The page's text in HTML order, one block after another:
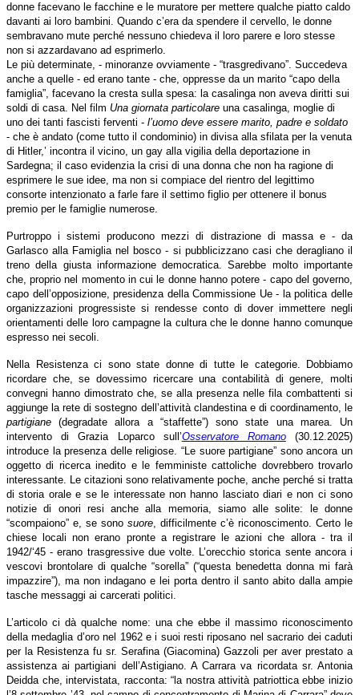
donne facevano le facchine e le muratore per mettere qualche piatto caldo
davanti ai loro bambini. Quando c’era da spendere il cervello, le donne
sembravano mute perché nessuno chiedeva il loro parere e loro stesse
non si azzardavano ad esprimerlo.
Le più determinate, - minoranze ovviamente - “trasgredivano”. Succedeva
anche a quelle - ed erano tante - che, oppresse da un marito “capo della
famiglia”, facevano la cresta sulla spesa: la casalinga non aveva diritti sui
soldi di casa. Nel film Una giornata particolare una casalinga, moglie di
uno dei tanti fascisti ferventi - l’uomo deve essere marito, padre e soldato
- che è andato (come tutto il condominio) in divisa alla sfilata per la venuta
di Hitler,’ incontra il vicino, un gay alla vigilia della deportazione in
Sardegna; il caso evidenzia la crisi di una donna che non ha ragione di
esprimere le sue idee, ma non si compiace del rientro del legittimo
consorte intenzionato a farle fare il settimo figlio per ottenere il bonus
premio per le famiglie numerose.
Purtroppo i sistemi producono mezzi di distrazione di massa e - da
Garlasco alla Famiglia nel bosco - si pubblicizzano casi che deragliano il
treno della giusta informazione democratica. Sarebbe molto importante
che, proprio nel momento in cui le donne hanno potere - capo del governo,
capo dell’opposizione, presidenza della Commissione Ue - la politica delle
organizzazioni progressiste si rendesse conto di dover immettere negli
orientamenti delle loro campagne la cultura che le donne hanno comunque
espresso nei secoli.
Nella Resistenza ci sono state donne di tutte le categorie. Dobbiamo
ricordare che, se dovessimo ricercare una contabilità di genere, molti
convegni hanno dimostrato che, se alla presenza nelle fila combattenti si
aggiunge la rete di sostegno dell’attività clandestina e di coordinamento, le
partigiane(degradate allora a “staffette”) sono state una marea. Un
intervento di Grazia Loparco sull’Osservatore Romano
(30.12.2025)
introduce la presenza delle religiose. “Le suore partigiane” sono ancora un
oggetto di ricerca inedito e le femministe cattoliche dovrebbero trovarlo
interessante. Le citazioni sono relativamente poche, anche perché si tratta
di storia orale e se le interessate non hanno lasciato diari e non ci sono
notizie di onori resi anche alla memoria, siamo alle solite: le donne
“scompaiono” e, se sono suore, difficilmente c’è riconoscimento. Certo le
chiese locali non erano pronte a registrare le azioni che allora - tra il
1942/‘45 - erano trasgressive due volte. L’orecchio storica sente ancora i
vescovi brontolare di qualche “sorella” (“questa benedetta donna mi farà
impazzire”), ma non indagano e lei porta dentro il santo abito dalla ampie
tasche messaggi ai carcerati politici.
L’articolo ci dà qualche nome: una che ebbe il massimo riconoscimento
della medaglia d’oro nel 1962 e i suoi resti riposano nel sacrario dei caduti
per la Resistenza fu sr. Serafina (Giacomina) Gazzoli per aver prestato a
assistenza ai partigiani dell’Astigiano. A Carrara va ricordata sr. Antonia
Deidda che, intervistata, racconta: “la nostra attività patriottica ebbe inizio